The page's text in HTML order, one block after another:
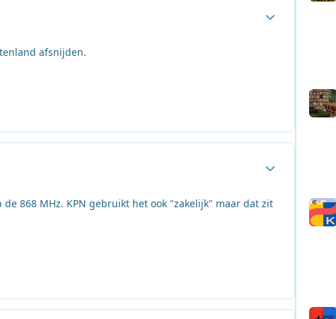
afsnijden.
868 MHz. KPN gebruikt het ook "zakelijk" maar dat zit